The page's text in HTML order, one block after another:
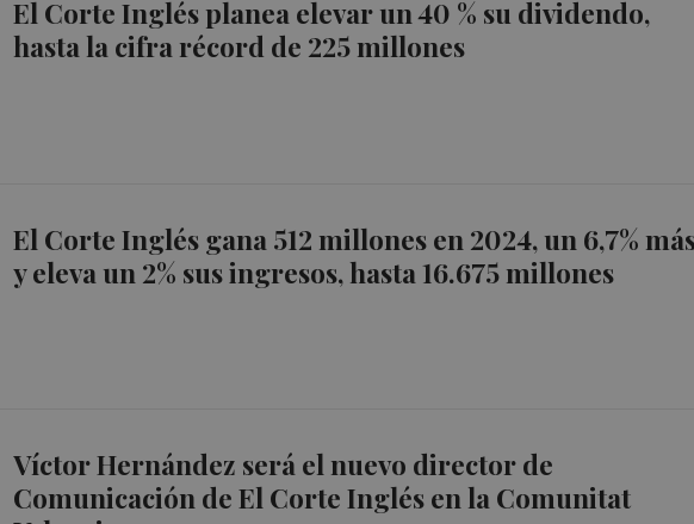
El Corte Inglés planea elevar un 40 % su dividendo,
hasta la cifra récord de 225 millones
El Corte Inglés gana 512 millones en 2024, un 6,7%
y eleva un 2% sus ingresos, hasta 16.675 millones
Víctor Hernández será el nuevo director de
Comunicación de El Corte Inglés en la Comunitat